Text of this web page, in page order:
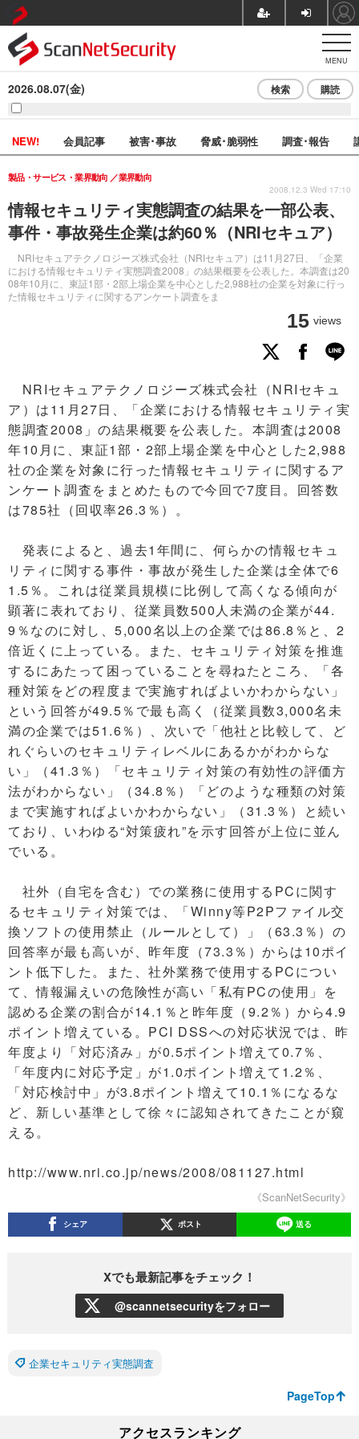
MENU
2026.08.07(金) 検索 購読
NEW! 会員記事 被害･事故 脅威･脆弱性 調査･報告
情報セキュリティ実態調査の結果を一部公表、
事件・事故発生企業は約60％（NRIセキュア）
NRIセキュアテクノロジーズ株式会社（NRIセキュア）は11月27日、「企業
における情報セキュリティ実態調査2008」の結果概要を公表した。本調査は20
08年10月に、東証1部・2部上場企業を中心とした2,988社の企業を対象に行っ
た情報セキュリティに関するアンケート調査をま
製品・サービス・業界動向 業界動向
15 views
2008.12.3 Wed 17:10
NRIセキュアテクノロジーズ株式会社（NRIセキュ
ア）は11月27日、「企業における情報セキュリティ実
態調査2008」の結果概要を公表した。本調査は2008
年10月に、東証1部・2部上場企業を中心とした2,988
社の企業を対象に行った情報セキュリティに関するア
ンケート調査をまとめたもので今回で7度目。回答数
は785社（回収率26.3％）。
発表によると、過去1年間に、何らかの情報セキュ
リティに関する事件・事故が発生した企業は全体で6
1.5％。これは従業員規模に比例して高くなる傾向が
顕著に表れており、従業員数500人未満の企業が44.
9％なのに対し、5,000名以上の企業では86.8％と、2
倍近くに上っている。また、セキュリティ対策を推進
するにあたって困っていることを尋ねたところ、「各
種対策をどの程度まで実施すればよいかわからない」
という回答が49.5％で最も高く（従業員数3,000名未
満の企業では51.6％）、次いで「他社と比較して、ど
れぐらいのセキュリティレベルにあるかがわからな
い」（41.3％）「セキュリティ対策の有効性の評価方
法がわからない」（34.8％）「どのような種類の対策
まで実施すればよいかわからない」（31.3％）と続い
ており、いわゆる“対策疲れ”を示す回答が上位に並ん
でいる。
社外（自宅を含む）での業務に使用するPCに関す
るセキュリティ対策では、「Winny等P2Pファイル交
換ソフトの使用禁止（ルールとして）」（63.3％）の
回答率が最も高いが、昨年度（73.3％）からは10ポイ
ント低下した。また、社外業務で使用するPCについ
て、情報漏えいの危険性が高い「私有PCの使用」を
認める企業の割合が14.1％と昨年度（9.2％）から4.9
ポイント増えている。PCI DSSへの対応状況では、昨
年度より「対応済み」が0.5ポイント増えて0.7％、
「年度内に対応予定」が1.0ポイント増えて1.2％、
「対応検討中」が3.8ポイント増えて10.1％になるな
ど、新しい基準として徐々に認知されてきたことが窺
える。
http://www.nri.co.jp/news/2008/081127.html
《ScanNetSecurity》
シェア ポスト 送る
Xでも最新記事をチェック！
@scannetsecurityをフォロー
企業セキュリティ実態調査
PageTop
アクセスランキング